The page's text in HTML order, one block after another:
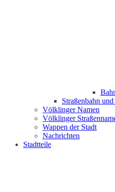
Straßenbahn
Völklinger Namen
Völklinger
Wappen der Stadt
Nachrichten
Stadtteile